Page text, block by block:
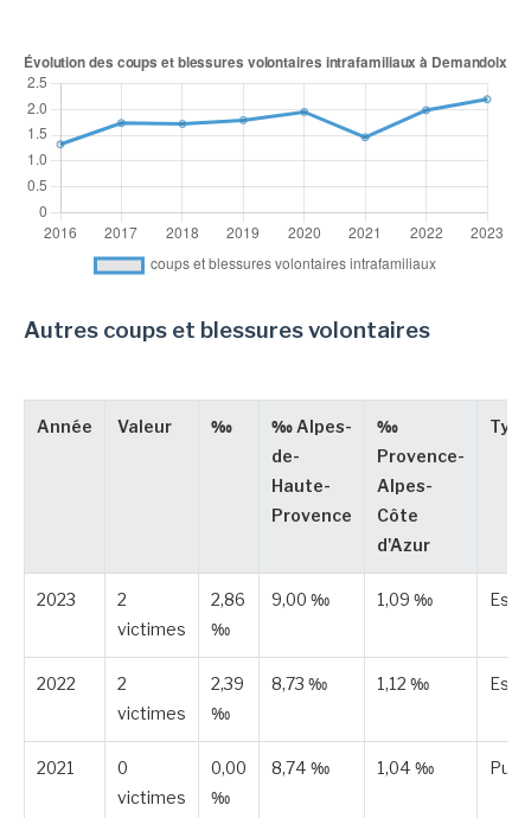
Autres coups et blessures volontaires
Année Valeur ‰
‰ Alpes-
de-
Haute-
Provence
‰
Provence-
Alpes-
Côte
d'Azur
Type
2023
2
victimes
2,86
‰
9,00 ‰ 1,09 ‰
2022
2
victimes
2,39
‰
8,73 ‰ 1,12 ‰
2021
0
victimes
0,00
‰
8,74 ‰ 1,04 ‰